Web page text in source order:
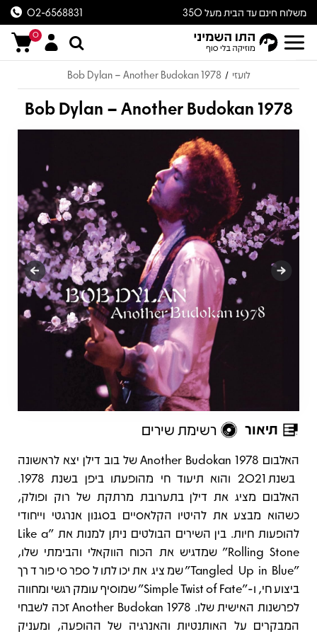
משלוח חינם עד הבית מעל 350
ש״ח
02-6568831
0
לועזי /
Bob Dylan – Another Budokan 1978
Bob Dylan – Another Budokan 1978
תיאור רשימת שירים
תיאור
האלבום Another Budokan 1978 של בוב דילן יצא לראשונה
בשנת 2021 והוא תיעוד חי מהופעתו ביפן בשנת 1978.
האלבום מציג את דילן בתערובת מרתקת של רוק ופולק,
כשהוא מבצע את להיטיו הקלאסיים בסגנון אנרגטי וייחודי
להופעות חיות. בין השירים הבולטים ניתן למנות את "Like a
Rolling Stone" שמדגיש את הכוח הווקאלי והבימתי שלו,
"Tangled Up in Blue" שמציג את יכולתו לספר סיפור דרך
ביצוע חי, ו‑"Simple Twist of Fate" שמוסיף עומק רגשי ומחווה
לפרשנות האישית שלו. Another Budokan 1978 זכה לשבחי
המבקרים על האותנטיות והאנרגיה של ההופעה, ומעניק